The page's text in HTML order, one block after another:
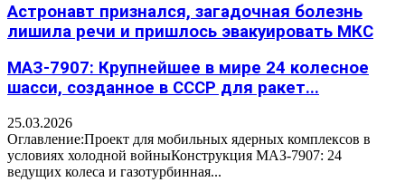
Астронавт признался, загадочная болезнь
лишила речи и пришлось эвакуировать МКС
МАЗ-7907: Крупнейшее в мире 24 колесное
шасси, созданное в СССР для ракет...
25.03.2026
Оглавление:Проект для мобильных ядерных комплексов в
условиях холодной войныКонструкция МАЗ-7907: 24
ведущих колеса и газотурбинная...